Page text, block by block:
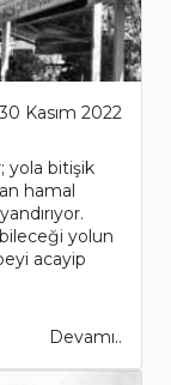
30 Kasım 2022
yola bitişik
hamal
yolun
acayip
Devamı..